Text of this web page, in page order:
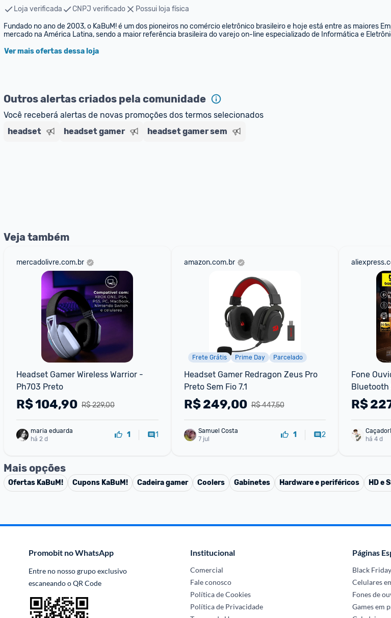
Loja verificada CNPJ verificado
Possui loja física
Fundado no ano de 2003, o KaBuM! é um dos pioneiros no comércio eletrônico brasileiro e hoje está entre as maiores
mercado na América Latina, sendo a maior referência brasileira do varejo on-line especializado de Informática e
Ver mais ofertas dessa loja
Outros alertas criados pela comunidade
Você receberá alertas de novas promoções dos termos selecionados
headset
headset gamer headset gamer sem
Veja também
mercadolivre.com.br
Headset Gamer Wireless Warrior -
Ph703 Preto
R$ 229,00
R$104,90
maria eduarda
há 2 d
1 1
amazon.com.br
Frete Grátis Prime Day Parcelado
Headset Gamer Redragon Zeus Pro
Preto Sem Fio 7.1
R$ 447,50
R$249,00
Samuel Costa
7 jul
1 2
Fone
Bluetooth
R$
há 4 d
Mais opções
Ofertas KaBuM! Cupons KaBuM! Cadeira gamer Coolers Gabinetes Hardware e periféricos HD e
Promobit no WhatsApp
Entre no nosso grupo exclusivo
escaneando o QR Code
Institucional
Comercial
Fale conosco
Política de Cookies
Política de Privacidade
Páginas
Black Friday
Celulares
Fones de
Games em